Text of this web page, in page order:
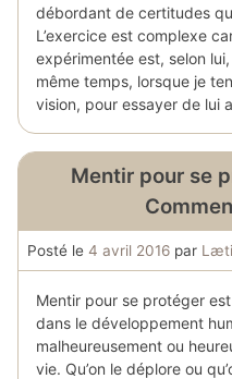
débordant de certitudes
L’exercice est complexe
expérimentée est, selon
même temps, lorsque je
vision, pour essayer de lui
Mentir pour se
Posté le 4 avril 2016 par
Mentir pour se protéger
dans le développement
malheureusement ou
vie. Qu’on le déplore ou